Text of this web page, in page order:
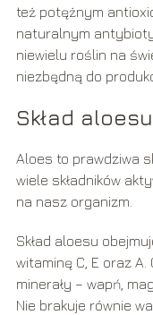
też potężnym
naturalnym
niewielu roślin na
niezbędną do
Skład
Aloes to prawdziwa
wiele składników
na nasz organizm.
Skład aloesu
witaminę C, E oraz
minerały – wapń,
Nie brakuje równie